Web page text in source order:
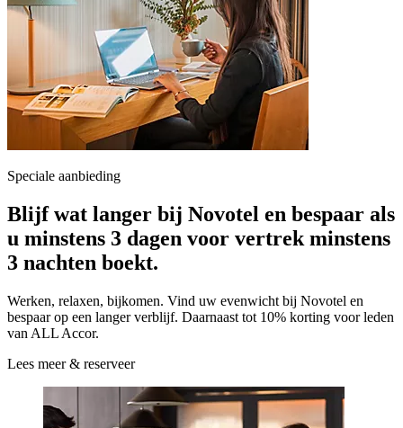
Speciale aanbieding
Blijf wat langer bij Novotel en bespaar als
u minstens 3 dagen voor vertrek minstens
3 nachten boekt.
Werken, relaxen, bijkomen. Vind uw evenwicht bij Novotel en
bespaar op een langer verblijf. Daarnaast tot 10% korting voor leden
van ALL Accor.
Lees meer & reserveer